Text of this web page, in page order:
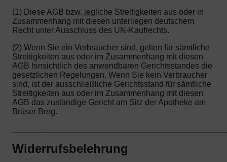
(1) Diese AGB bzw. jegliche Streitigkeiten aus oder in
Zusammenhang mit diesen unterliegen deutschem
Recht unter Ausschluss des UN-Kaufrechts.
(2) Wenn Sie ein Verbraucher sind, gelten für sämtliche
Streitigkeiten aus oder im Zusammenhang mit diesen
AGB hinsichtlich des anwendbaren Gerichtsstandes die
gesetzlichen Regelungen. Wenn Sie kein Verbraucher
sind, ist der ausschließliche Gerichtsstand für sämtliche
Streitigkeiten aus oder im Zusammenhang mit diesen
AGB das zuständige Gericht am Sitz der Apotheke am
Brüser Berg.
Widerrufsbelehrung